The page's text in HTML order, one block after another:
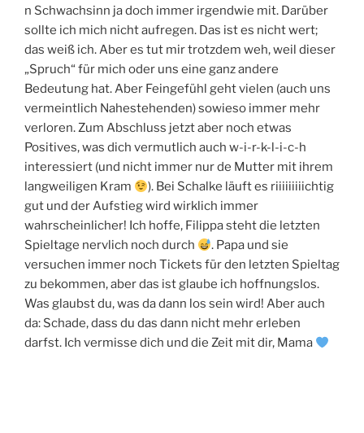
n Schwachsinn ja doch immer irgendwie mit. Darüber
sollte ich mich nicht aufregen. Das ist es nicht wert;
das weiß ich. Aber es tut mir trotzdem weh, weil dieser
„Spruch“ für mich oder uns eine ganz andere
Bedeutung hat. Aber Feingefühl geht vielen (auch uns
vermeintlich Nahestehenden) sowieso immer mehr
verloren. Zum Abschluss jetzt aber noch etwas
Positives, was dich vermutlich auch w-i-r-k-l-i-c-h
interessiert (und nicht immer nur de Mutter mit ihrem
langweiligen Kram
). Bei Schalke läuft es riiiiiiiiichtig
gut und der Aufstieg wird wirklich immer
wahrscheinlicher! Ich hoffe, Filippa steht die letzten
Spieltage nervlich noch durch
. Papa und sie
versuchen immer noch Tickets für den letzten Spieltag
zu bekommen, aber das ist glaube ich hoffnungslos.
Was glaubst du, was da dann los sein wird! Aber auch
da: Schade, dass du das dann nicht mehr erleben
darfst. Ich vermisse dich und die Zeit mit dir, Mama